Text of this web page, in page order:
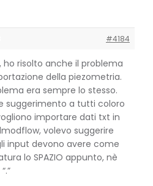
#4184
ho risolto anche il problema
della piezometria.
era sempre lo stesso.
suggerimento a tutti coloro
importare dati txt in
volevo suggerire
input devono avere come
lo SPAZIO appunto, nè